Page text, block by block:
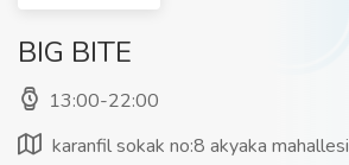
BIG BITE
13:00-22:00
karanfil sokak no:8 akyaka mahallesi